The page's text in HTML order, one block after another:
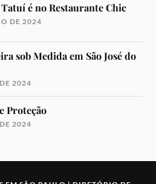
é no Restaurante Chic
DE 2024
sob Medida em São José do
2024
Proteção
2024